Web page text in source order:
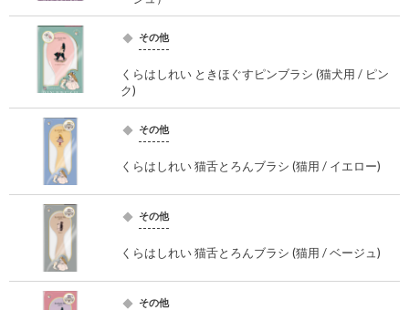
その他
くらはしれい ときほぐすピンブラシ (猫犬用 / ピン
ク)
その他
くらはしれい 猫舌とろんブラシ (猫用 / イエロー)
その他
くらはしれい 猫舌とろんブラシ (猫用 / ベージュ)
その他